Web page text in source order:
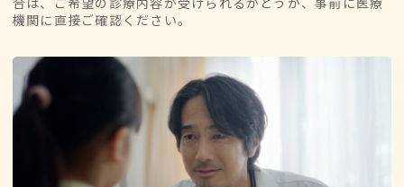
機関に直接ご確認ください。